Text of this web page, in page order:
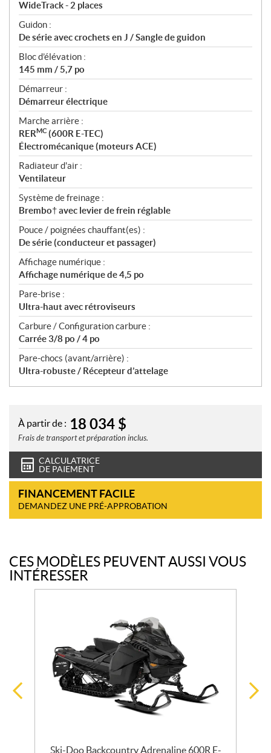
WideTrack - 2 places
Guidon :
De série avec crochets en J / Sangle de guidon
Bloc d’élévation :
145 mm / 5,7 po
Démarreur :
Démarreur électrique
Marche arrière :
RERMC (600R E-TEC)
Électromécanique (moteurs ACE)
Radiateur d'air :
Ventilateur
Système de freinage :
Brembo† avec levier de frein réglable
Pouce / poignées chauffant(es) :
De série (conducteur et passager)
Affichage numérique :
Affichage numérique de 4,5 po
Pare-brise :
Ultra-haut avec rétroviseurs
Carbure / Configuration carbure :
Carrée 3/8 po / 4 po
Pare-chocs (avant/arrière) :
Ultra-robuste / Récepteur d’attelage
À partir de : 18 034 $
Frais de transport et préparation inclus.
CALCULATRICE
DE PAIEMENT
FINANCEMENT FACILE
DEMANDEZ UNE PRÉ-APPROBATION
CES MODÈLES PEUVENT AUSSI VOUS
INTÉRESSER
Ski-Doo Backcountry Adrenaline 600R E-